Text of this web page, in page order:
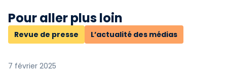
Pour aller plus loin
Revue de presse L’actualité des médias
7 février 2025